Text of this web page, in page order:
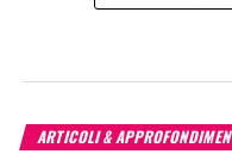
ARTICOLI &